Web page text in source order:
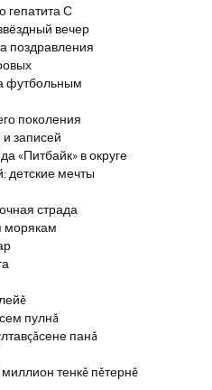
гепатита С
вечер
поздравления
футбольным
поколения
записей
«Питбайк» в округе
детские мечты
страда
морякам
пулнă
панă
тенкĕ пĕтернĕ